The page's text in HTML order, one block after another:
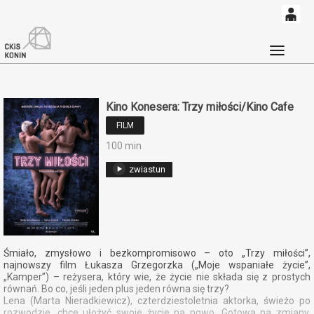
0,00
14 52
Kino Konesera: Trzy miłości/Kino Cafe
FILM
100 min
zwiastun
Śmiało, zmysłowo i bezkompromisowo – oto „Trzy miłości”,
najnowszy film Łukasza Grzegorzka („Moje wspaniałe życie”,
„Kamper”) – reżysera, który wie, że życie nie składa się z prostych
równań. Bo co, jeśli jeden plus jeden równa się trzy?
Lena (Marta Nieradkiewicz), czterdziestoletnia aktorka, świeżo po